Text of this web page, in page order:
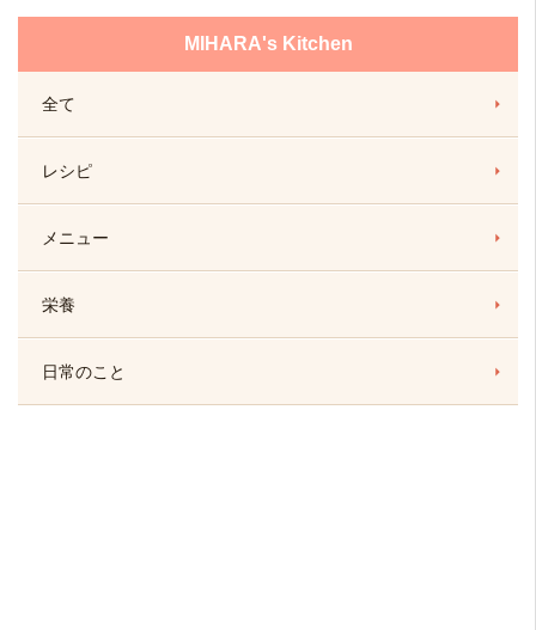
MIHARA's Kitchen
全て
レシピ
メニュー
栄養
日常のこと